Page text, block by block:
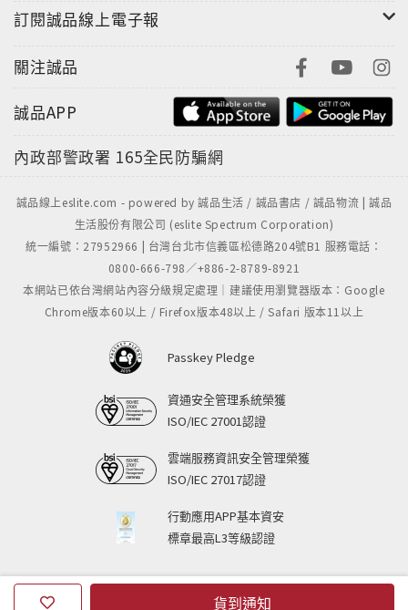
貨到通知
訂閱誠品線上電子報
關注誠品
誠品APP
內政部警政署 165全民防騙網
誠品線上eslite.com - powered by 誠品生活 / 誠品書店 / 誠品物流 | 誠品
生活股份有限公司 (eslite Spectrum Corporation)
統一編號：27952966 | 台灣台北市信義區松德路204號B1 服務電話：
0800-666-798／+886-2-8789-8921
本網站已依台灣網站內容分級規定處理｜建議使用瀏覽器版本：Google
Chrome版本60以上 / Firefox版本48以上 / Safari 版本11以上
Passkey Pledge
資通安全管理系統榮獲
ISO/IEC 27001認證
雲端服務資訊安全管理榮獲
ISO/IEC 27017認證
行動應用APP基本資安
標章最高L3等級認證